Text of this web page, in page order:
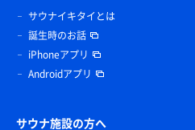
サウナイキタイとは
誕生時のお話
iPhoneアプリ
Androidアプリ
サウナ施設の方へ